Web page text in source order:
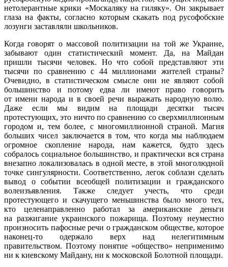
нетолерантные крики «Москаляку на гиляку». Он закрывает
глаза на факты, согласно которым скакать под русофобские
лозунги заставляли школьников.
Когда говорят о массовой политизации на той же Украине,
забывают один статистический момент. Да, на Майдан
пришли тысячи человек. Но что собой представляют эти
тысячи по сравнению с 44 миллионами жителей страны?
Очевидно, в статистическом смысле они не являют собой
большинство и потому едва ли имеют право говорить
от имени народа и в своей речи выражать народную волю.
Даже если мы видим на площади десятки тысяч
протестующих, это ничто по сравнению со сверхмиллионным
городом и, тем более, с многомиллионной страной. Магия
больших чисел заключается в том, что когда мы наблюдаем
огромное скопление народа, нам кажется, будто здесь
собралось социальное большинство, и практически вся страна
внезапно локализовалась в одной месте, в этой многолюдной
точке сингулярности. Соответственно, легок соблазн сделать
вывод о событии всеобщей политизации и гражданского
волеизъявления. Также следует учесть, что среди
протестующего и скачущего меньшинства было много тех,
кто целенаправленно работал за американские деньги
на разжигание украинского пожарища. Поэтому неуместно
произносить пафосные речи о гражданском обществе, которое
наконец-то одержало верх над нелегитимным
правительством. Поэтому понятие «общество» неприменимо
ни к киевскому Майдану, ни к московской Болотной площади.